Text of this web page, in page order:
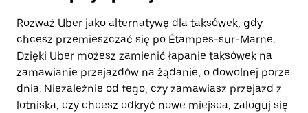
Rozważ Uber jako alternatywę dla taksówek, gdy
chcesz przemieszczać się po Étampes-sur-Marne.
Dzięki Uber możesz zamienić łapanie taksówek na
zamawianie przejazdów na żądanie, o dowolnej porze
dnia. Niezależnie od tego, czy zamawiasz przejazd z
lotniska, czy chcesz odkryć nowe miejsca, zaloguj się